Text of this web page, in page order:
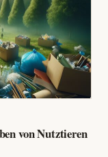
von Nutztieren